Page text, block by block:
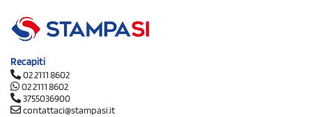
Recapiti
02 2111 8602
02 2111 8602
3755036900
contattaci@stampasi.it